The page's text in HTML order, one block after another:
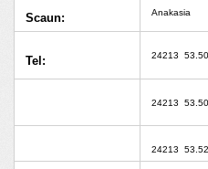
Scaun: Anakasia
Tel: 24213
24213
24213